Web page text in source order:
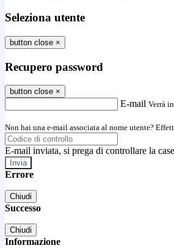
Seleziona utente
button close ×
Recupero password
button close ×
E-mail Verrà
Non hai una e-mail associata al nome utente?
E-mail inviata, si prega di controllare la
Errore
Chiudi
Successo
Chiudi
Informazione